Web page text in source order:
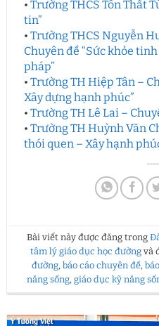
• Trường THCS Tôn Thất
tin”
• Trường THCS Nguyễn
Chuyên đề “Sức khỏe
pháp”
• Trường TH Hiệp Tân –
Xây dựng hạnh phúc”
• Trường TH Lê Lai –
• Trường TH Huỳnh Văn
thói quen – Xây hạnh
Bài viết này được đăng trong
tâm lý giáo dục học đường và
đường, báo cáo chuyên đề,
năng sống, giáo dục kỹ năng